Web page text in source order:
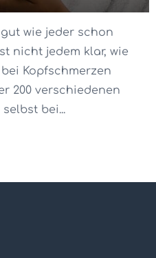
wie jeder schon
nicht jedem klar, wie
Kopfschmerzen
200 verschiedenen
bei...